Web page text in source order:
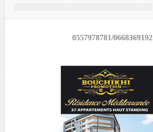
0557978781/0668369192